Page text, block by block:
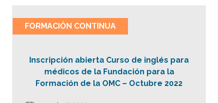
FORMACIÓN CONTINUA
Inscripción abierta Curso de inglés para
médicos de la Fundación para la
Formación de la OMC – Octubre 2022